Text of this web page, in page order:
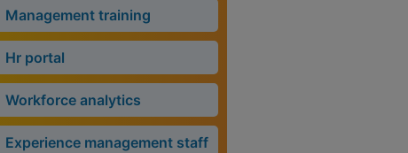
Management training
Hr portal
Workforce analytics
Experience management staff